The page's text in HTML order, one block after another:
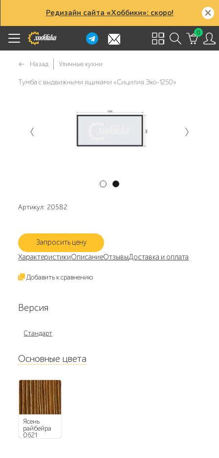
Редизайн сайта «Хоббики»: скоро!
0
Назад Уличные кухни
Тумба с выдвижными ящиками «Сицилия Эко-1250»
Артикул: 20582
Запросить цену
ХарактеристикиОписаниеОтзывыДоставка и оплата
Добавить к сравнению
Версия
Стандарт
Основные цвета
Ясень
райбейра
0621